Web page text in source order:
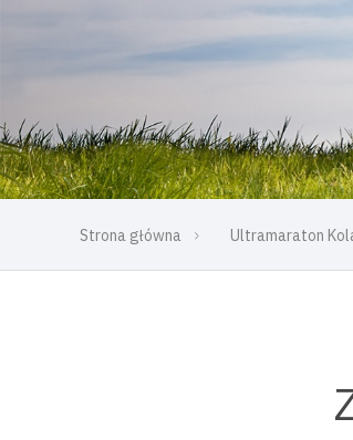
Strona główna Ultramaraton